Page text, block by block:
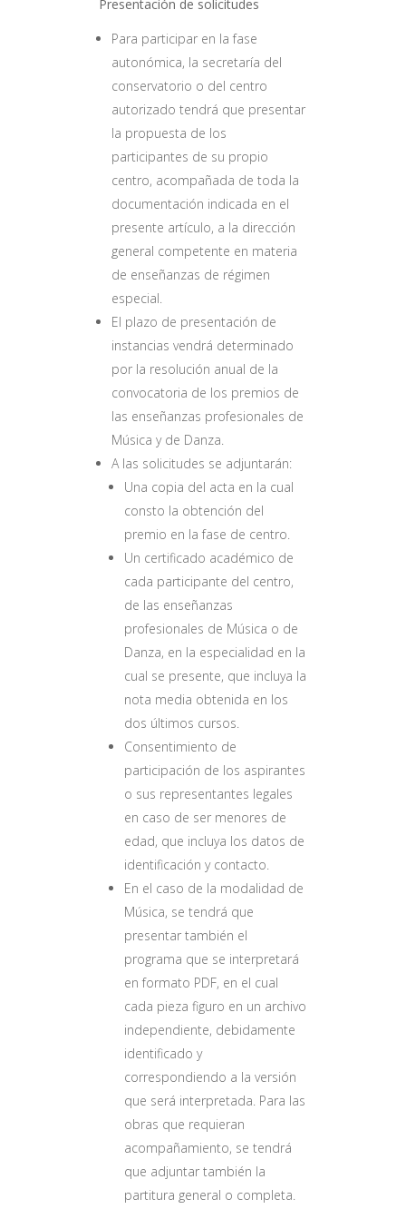
Presentación de solicitudes
Para participar en la fase
autonómica, la secretaría del
conservatorio o del centro
autorizado tendrá que presentar
la propuesta de los
participantes de su propio
centro, acompañada de toda la
documentación indicada en el
presente artículo, a la dirección
general competente en materia
de enseñanzas de régimen
especial.
El plazo de presentación de
instancias vendrá determinado
por la resolución anual de la
convocatoria de los premios de
las enseñanzas profesionales de
Música y de Danza.
A las solicitudes se adjuntarán:
Una copia del acta en la cual
consto la obtención del
premio en la fase de centro.
Un certificado académico de
cada participante del centro,
de las enseñanzas
profesionales de Música o de
Danza, en la especialidad en la
cual se presente, que incluya la
nota media obtenida en los
dos últimos cursos.
Consentimiento de
participación de los aspirantes
o sus representantes legales
en caso de ser menores de
edad, que incluya los datos de
identificación y contacto.
En el caso de la modalidad de
Música, se tendrá que
presentar también el
programa que se interpretará
en formato PDF, en el cual
cada pieza figuro en un archivo
independiente, debidamente
identificado y
correspondiendo a la versión
que será interpretada. Para las
obras que requieran
acompañamiento, se tendrá
que adjuntar también la
partitura general o completa.